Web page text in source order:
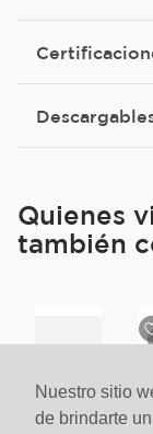
Nuestro sitio
de brindarte
Quienes
también